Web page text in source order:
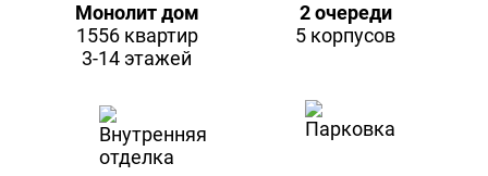
Монолит дом
1556 квартир
3-14 этажей
2 очереди
5 корпусов